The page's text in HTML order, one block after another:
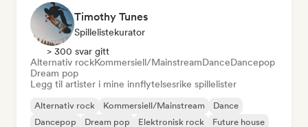
Timothy Tunes
Spillelistekurator
> 300 svar gitt
Alternativ rockKommersiell/MainstreamDanceDancepop
Dream pop
Legg til artister i mine innflytelsesrike spillelister
Alternativ rock Kommersiell/Mainstream
Dance
Dancepop
Dream pop Elektronisk rock
Future house